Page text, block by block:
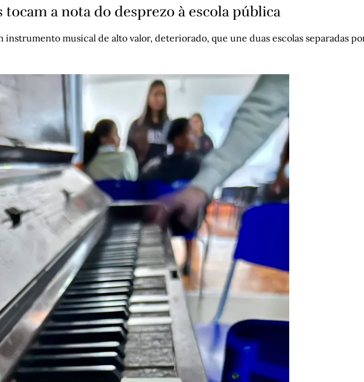
tocam a nota do desprezo à escola pública
instrumento musical de alto valor, deteriorado, que une duas escolas separadas